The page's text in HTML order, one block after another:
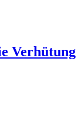
Verhütung